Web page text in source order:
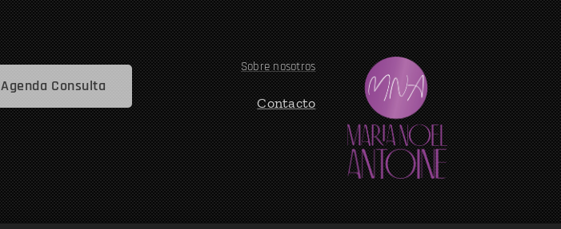
Agenda Consulta
Sobre nosotros
Contacto